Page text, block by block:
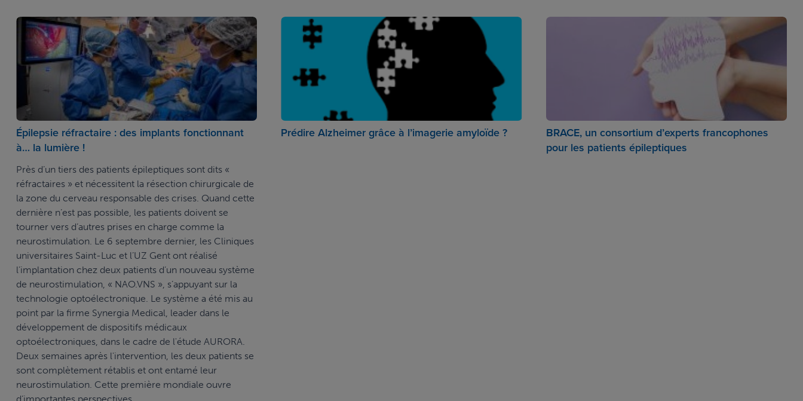
Épilepsie réfractaire : des implants fonctionnant
à… la lumière !
Près d’un tiers des patients épileptiques sont dits «
réfractaires » et nécessitent la résection chirurgicale de
la zone du cerveau responsable des crises. Quand cette
dernière n’est pas possible, les patients doivent se
tourner vers d’autres prises en charge comme la
neurostimulation. Le 6 septembre dernier, les Cliniques
universitaires Saint-Luc et l’UZ Gent ont réalisé
l’implantation chez deux patients d’un nouveau système
de neurostimulation, « NAO.VNS », s’appuyant sur la
technologie optoélectronique. Le système a été mis au
point par la firme Synergia Medical, leader dans le
développement de dispositifs médicaux
optoélectroniques, dans le cadre de l'étude AURORA.
Deux semaines après l'intervention, les deux patients se
sont complètement rétablis et ont entamé leur
neurostimulation. Cette première mondiale ouvre
Prédire Alzheimer grâce à l’imagerie amyloïde ?
BRACE, un consortium d’experts francophones
pour les patients épileptiques